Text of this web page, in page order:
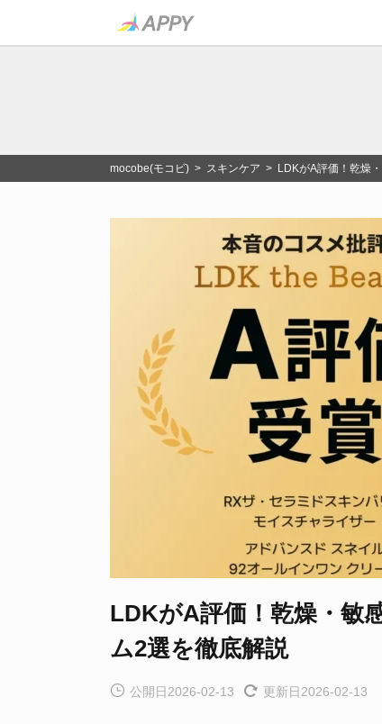
mocobe(モコビ) > スキンケア > LDKがA評価！乾燥
LDKがA評価！乾燥・敏
ム2選を徹底解説
公開日2026-02-13 更新日2026-02-13